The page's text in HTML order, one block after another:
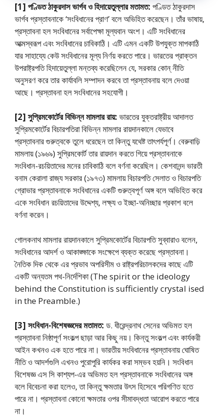
[1] পণ্ডিত ঠাকুরদাস ভার্গব ও হিদায়েতুল্লার মতামত: পণ্ডিত ঠাকুরদাস
ভার্গব প্রস্তাবনাকে ‘সংবিধানের প্রাণ’ বলে অভিহিত করেছেন। তাঁর ভাষায়,
প্রস্তাবনা হল সংবিধানের সর্বাপেক্ষা মূল্যবান অংশ। এটি সংবিধানের
আত্মস্বরূপ এবং সংবিধানের চাবিকাঠি। এটি এমন একটি উপযুক্ত মাপকাঠি
যার সাহায্যে কেউ সংবিধানের মূল্য নির্ণয় করতে পারে। ভারতের প্রাক্তন
উপরাষ্ট্রপতি হিদায়েতুল্লা মন্তব্য করেছিলেন যে, সরকার কোন্ নীতি
অনুসরণ করে তার কার্যাবলি সম্পাদন করবে তা প্রস্তাবনায় বলে দেওয়া
আছে। প্রস্তাবনা হল সংবিধানের সহযােগী।
[2] সুপ্রিমকোর্টের বিভিন্ন মামলার রায়: ভারতের যুক্তরাষ্ট্রীয় আদালত
সুপ্রিমকোর্টের বিচারপতিরা বিভিন্ন মামলার রায়দানকালে যেভাবে
প্রস্তাবনার গুরুত্বকে তুলে ধরেছেন তা কিন্তু যথেষ্ট তাৎপর্যপূর্ণ। বেরুবাড়ি
মামলায় (১৯৬৯) সুপ্রিমকোর্ট তার রায়দান করতে গিয়ে প্রস্তাবনাকে
সংবিধান-রচয়িতাদের মনের চাবিকাঠি বলে বর্ণনা করেছিল। কেশবানন্দ ভারতী
বনাম কেরালা রাজ্য সরকার (১৯৭৩) মামলায় বিচারপতি সেলাত ও বিচারপতি
গ্রোভার প্রস্তাবনাকে সংবিধানের একটি গুরুত্বপূর্ণ অঙ্গ বলে অভিহিত করে
একে সংবিধান রচয়িতাদের উদ্দেশ্য, লক্ষ্য ও ইচ্ছা-অনিচ্ছার প্রকাশ বলে
বর্ণনা করেন।
গােলকনাথ মামলার রায়দানকালে সুপ্রিমকোর্টের বিচারপতি সুব্বারাও বলেন,
সংবিধানের আদর্শ ও আকাঙ্ক্ষাকে সংক্ষেপে ব্যক্ত করেছে প্রস্তাবনা।
নৈতিক দিক থেকে এর প্রভাব অপরিসীম ও রাষ্ট্রপরিচালকদের কাছে এটি
একটি অন্যতম পথ-নির্দেশিকা (The spirit or the ideology
behind the Constitution is sufficiently crystal ised
in the Preamble.)
[3] সংবিধান-বিশেষজ্ঞদের মতামত: ড. ধীরেন্দ্রনাথ সেনের অভিমত হল
প্রস্তাবনা নিষ্ঠাপূর্ণ সংকল্প ছাড়া আর কিছু নয়। কিন্তু সংকল্প এবং কার্যকরী
আইন কখনও এক হতে পারে না। ভারতীয় সংবিধানের প্রস্তাবনায় ঘােষিত
নীতি ও আদর্শগুলি এখনও পুরােপুরি কার্যকর করা সম্ভব হয়নি। সংবিধান
বিশেষজ্ঞ এস সি কাশ্যপ-এর অভিমত হল প্রস্তাবনাকে সংবিধানের অঙ্গ
বলে বিবেচনা করা হলেও, তা কিন্তু ক্ষমতার উৎস হিসেবে পরিগণিত হতে
পারে না। প্রস্তাবনা কোনাে ক্ষমতার ওপর সীমাবদ্ধতা আরােপ করতে পারে
না।